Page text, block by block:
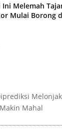
Ini Melemah
Mulai Borong
Mahal